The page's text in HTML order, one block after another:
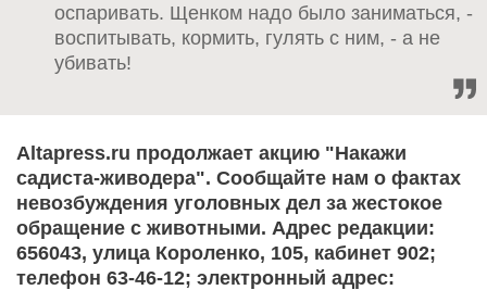
оспаривать. Щенком надо было заниматься, -
воспитывать, кормить, гулять с ним, - а не
убивать!
Altapress.ru продолжает акцию "Накажи
садиста-живодера". Сообщайте нам о фактах
невозбуждения уголовных дел за жестокое
обращение с животными. Адрес редакции:
656043, улица Короленко, 105, кабинет 902;
телефон 63-46-12; электронный адрес: